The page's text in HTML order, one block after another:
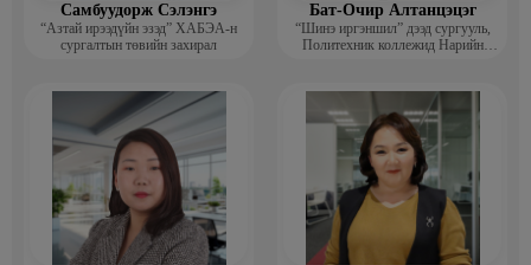
Самбуудорж Сэлэнгэ
“Азтай ирээдүйн эзэд” ХАБЭА-н
сургалтын төвийн захирал
Бат-Очир Алтанцэцэг
“Шинэ иргэншил” дээд сургууль,
Политехник коллежид Нарийн
багш